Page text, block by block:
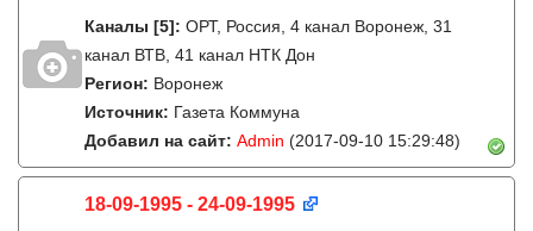
Каналы [5]: ОРТ, Россия, 4 канал Воронеж, 31
канал ВТВ, 41 канал НТК Дон
Регион: Воронеж
Источник: Газета Коммуна
Добавил на сайт: Admin (2017-09-10 15:29:48)
18-09-1995 - 24-09-1995